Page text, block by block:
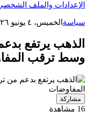
الإعدادات والملف
سياسة الخميس، ٤ يونيو ٢٠٢٦
الذهب يرتفع
وسط ترقب
مشاركة
16 مشاهدة